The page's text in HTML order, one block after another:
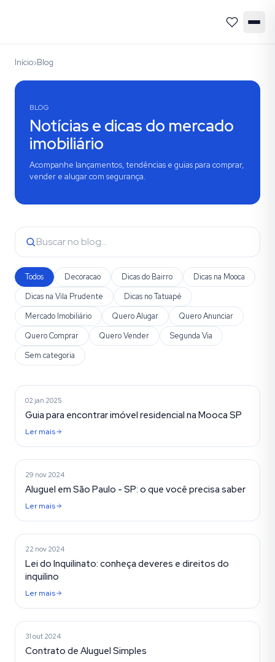
Início›Blog
BLOG
Notícias e dicas do mercado
imobiliário
Acompanhe lançamentos, tendências e guias para comprar,
vender e alugar com segurança.
Todos Decoracao Dicas do Bairro
Dicas na Mooca
Dicas na Vila Prudente
Dicas no Tatuapé
Mercado Imobiliário
Quero Alugar
Quero Anunciar
Quero Comprar
Quero Vender
Segunda Via
Sem categoria
Dicas do Bairro
02 jan 2025
Guia para encontrar imóvel residencial na Mooca SP
Ler mais
Quero Alugar
29 nov 2024
Aluguel em São Paulo - SP: o que você precisa saber
Ler mais
Mercado Imobiliário
22 nov 2024
Lei do Inquilinato: conheça deveres e direitos do
inquilino
Ler mais
Mercado Imobiliário
31 out 2024
Contrato de Aluguel Simples